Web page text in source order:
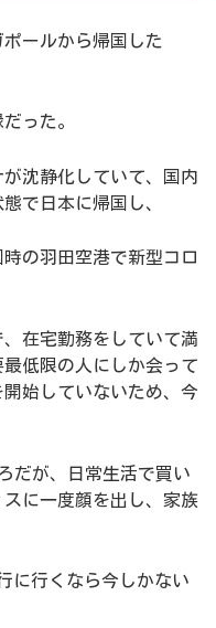
ールから帰国した
った。
沈静化していて、国内
で日本に帰国し、
の羽田空港で新型コロ
在宅勤務をしていて満
低限の人にしか会って
始していないため、今
だが、日常生活で買い
に一度顔を出し、家族
に行くなら今しかない